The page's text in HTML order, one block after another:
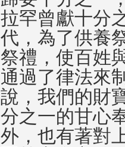
拉罕曾獻十分
代，為了供養
祭禮，使百姓
通過了律法來
說，我們的財
分之一的甘心
外，也有著對